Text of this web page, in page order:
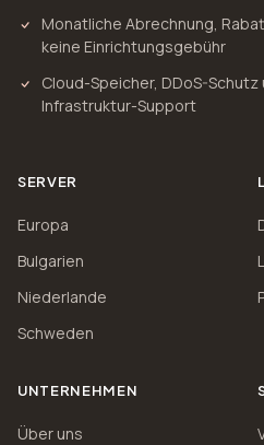
Monatliche Abrechnung,
keine Einrichtungsgebühr
Cloud-Speicher, DDoS-Schutz
Infrastruktur-Support
SERVER
Europa
Bulgarien
Niederlande
Schweden
UNTERNEHMEN
Über uns